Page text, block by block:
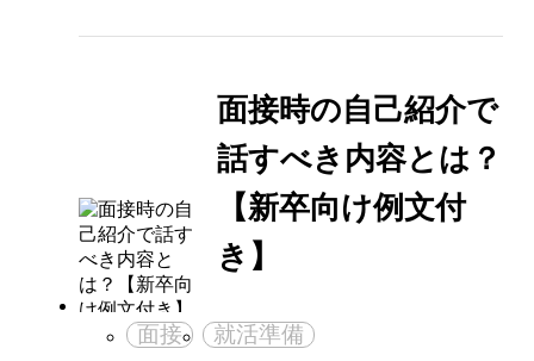
面接時の自己紹介で
話すべき内容とは？
【新卒向け例文付
き】
面接 就活準備